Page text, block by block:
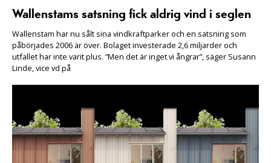
Wallenstams satsning fick aldrig vind i seglen
Wallenstam har nu sålt sina vindkraftparker och en satsning som
påbörjades 2006 är över. Bolaget investerade 2,6 miljarder och
utfallet har inte varit plus. ”Men det är inget vi ångrar”, säger Susann
Linde, vice vd på